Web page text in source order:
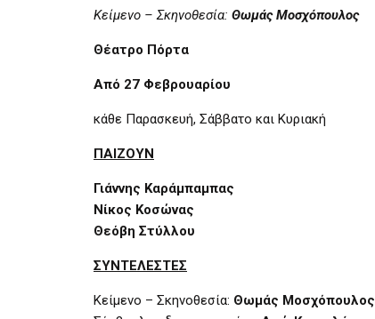
Κείμενο – Σκηνοθεσία: Θωμάς Μοσχόπουλος
Θέατρο Πόρτα
Από 27 Φεβρουαρίου
κάθε Παρασκευή, Σάββατο και Κυριακή
ΠΑΙΖΟΥΝ
Γιάννης Καράμπαμπας
Νίκος Κοσώνας
Θεόβη Στύλλου
ΣΥΝΤΕΛΕΣΤΕΣ
Κείμενο – Σκηνοθεσία: Θωμάς Μοσχόπουλος